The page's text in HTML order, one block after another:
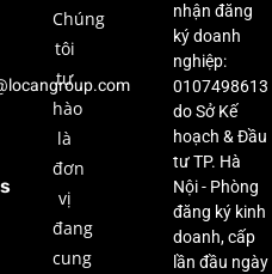
Chúng
tôi
tự
hào
là
đơn
vị
đang
cung
nhận đăng
ký doanh
nghiệp:
0107498613
do Sở Kế
hoạch & Đầu
tư TP. Hà
Nội - Phòng
đăng ký kinh
doanh, cấp
lần đầu ngày